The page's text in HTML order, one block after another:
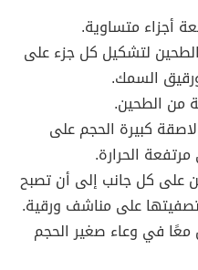
أجزاء متساوية.
لتشكيل كل جزء على
السمك.
من الطحين.
كبيرة الحجم على
الحرارة.
على كل جانب إلى أن تصبح
على مناشف ورقية.
معًا في وعاء صغير الحجم